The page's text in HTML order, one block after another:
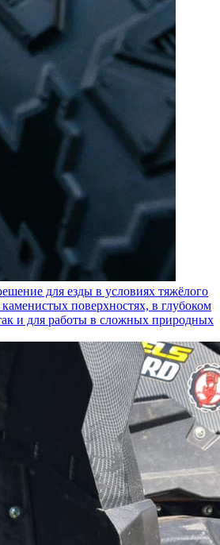
для езды в условиях тяжёлого
поверхностях, в глубоком
и для работы в сложных природных